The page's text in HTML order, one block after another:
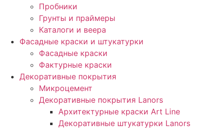
Пробники
Грунты и праймеры
Каталоги и веера
Фасадные краски и штукатурки
Фасадные краски
Фактурные краски
Декоративные покрытия
Микроцемент
Декоративные покрытия Lanors
Архитектурные краски Art Line
Декоративные штукатурки Lanors